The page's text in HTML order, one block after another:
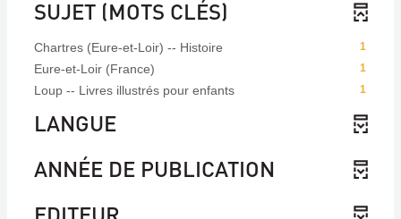
SUJET (MOTS CLÉS)
1
Chartres (Eure-et-Loir) -- Histoire
1
Eure-et-Loir (France)
1
Loup -- Livres illustrés pour enfants
LANGUE
ANNÉE DE PUBLICATION